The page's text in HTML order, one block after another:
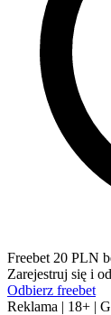
Freebet 20 PLN
Zarejestruj się i
Odbierz freebet
Reklama | 18+ |